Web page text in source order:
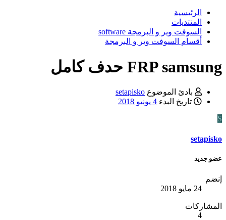
الرئيسية
المنتديات
السوفت وير و البرمجة software
أقسام السوفت وير و البرمجة
FRP samsung حدف كامل
بادئ الموضوع setapisko
تاريخ البدء 4 يونيو 2018
S
setapisko
عضو جديد
إنضم
24 مايو 2018
المشاركات
4